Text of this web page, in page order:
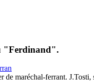
"Ferdinand".
de maréchal-ferrant.